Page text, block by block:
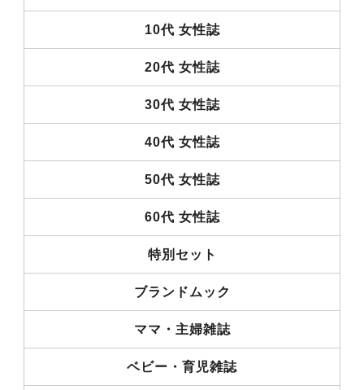
10代 女性誌
20代 女性誌
30代 女性誌
40代 女性誌
50代 女性誌
60代 女性誌
特別セット
ブランドムック
ママ・主婦雑誌
ベビー・育児雑誌